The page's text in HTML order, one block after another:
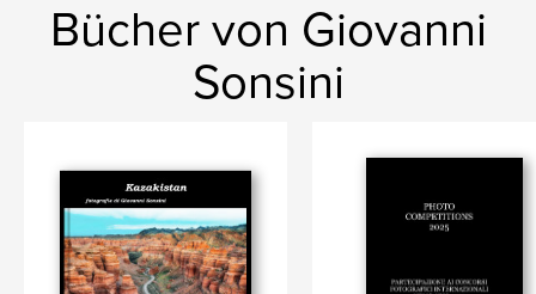
Bücher von Giovanni
Sonsini